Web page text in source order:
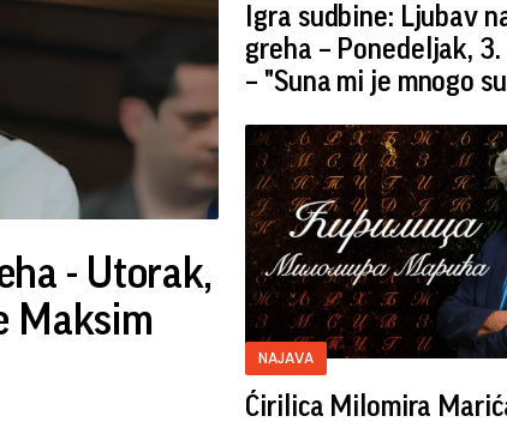
- Utorak,
Maksim
Igra sudbine: Ljubav
greha – Ponedeljak,
– "Suna mi je mnogo
NAJAVA
Ćirilica Milomira